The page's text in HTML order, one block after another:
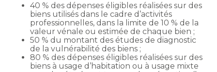
40 % des dépenses éligibles réalisées sur des
biens utilisés dans le cadre d’activités
professionnelles, dans la limite de 10 % de la
valeur vénale ou estimée de chaque bien ;
50 % du montant des études de diagnostic
de la vulnérabilité des biens ;
80 % des dépenses éligibles réalisées sur des
biens à usage d’habitation ou à usage mixte